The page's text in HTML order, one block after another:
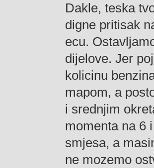
Dakle, teska
digne pritisak
ecu.
dijelove. Jer
kolicinu
mapom, a
i srednjim
momenta na 6
smjesa, a
ne mozemo